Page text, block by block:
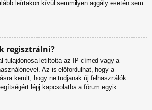
leírtakon kívül semmilyen aggály esetén sem
regisztrálni?
tulajdonosa letiltotta az IP-címed vagy a
Az is előfordulhat, hogy a
került, hogy ne tudjanak új felhasználók
lépj kapcsolatba a fórum egyik